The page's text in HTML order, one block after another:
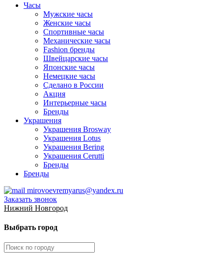
Часы
Мужские часы
Женские часы
Спортивные часы
Механические часы
Fashion бренды
Швейцарские часы
Японские часы
Немецкие часы
Сделано в России
Акция
Интерьерные часы
Бренды
Украшения
Украшения Brosway
Украшения Lotus
Украшения Bering
Украшения Cerutti
Бренды
Бренды
mirovoevremyarus@yandex.ru
Заказать звонок
Нижний Новгород
Выбрать город